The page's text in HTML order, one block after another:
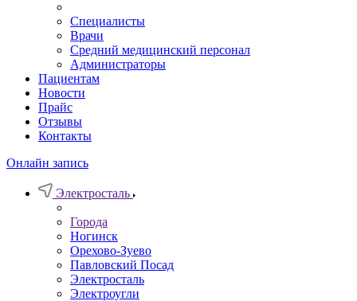
Специалисты
Врачи
Средний медицинский персонал
Администраторы
Пациентам
Новости
Прайс
Отзывы
Контакты
Онлайн запись
Электросталь
Города
Ногинск
Орехово-Зуево
Павловский Посад
Электросталь
Электроугли